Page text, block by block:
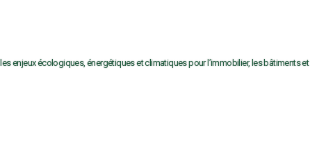
enjeux écologiques, énergétiques et climatiques pour l’immobilier, les bâtiments et